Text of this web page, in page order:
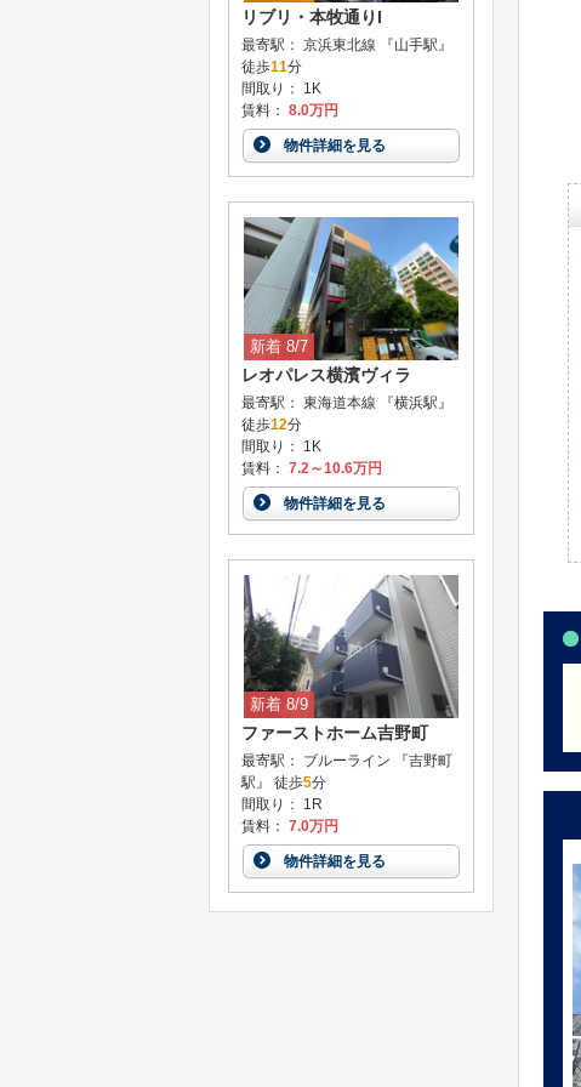
リブリ・本牧通りI
最寄駅： 京浜東北線 『山手駅』
徒歩11分
間取り： 1K
賃料： 8.0万円
物件詳細を見る
新着 8/7
レオパレス横濱ヴィラ
最寄駅： 東海道本線 『横浜駅』
徒歩12分
間取り： 1K
賃料： 7.2～10.6万円
物件詳細を見る
新着 8/9
ファーストホーム吉野町
最寄駅： ブルーライン 『吉野町
駅』 徒歩5分
間取り： 1R
賃料： 7.0万円
物件詳細を見る